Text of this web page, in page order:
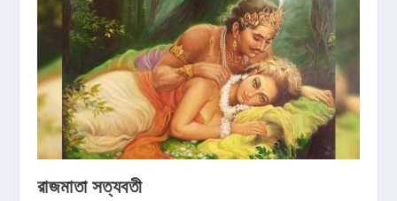
রাজমাতা সত্যবতী